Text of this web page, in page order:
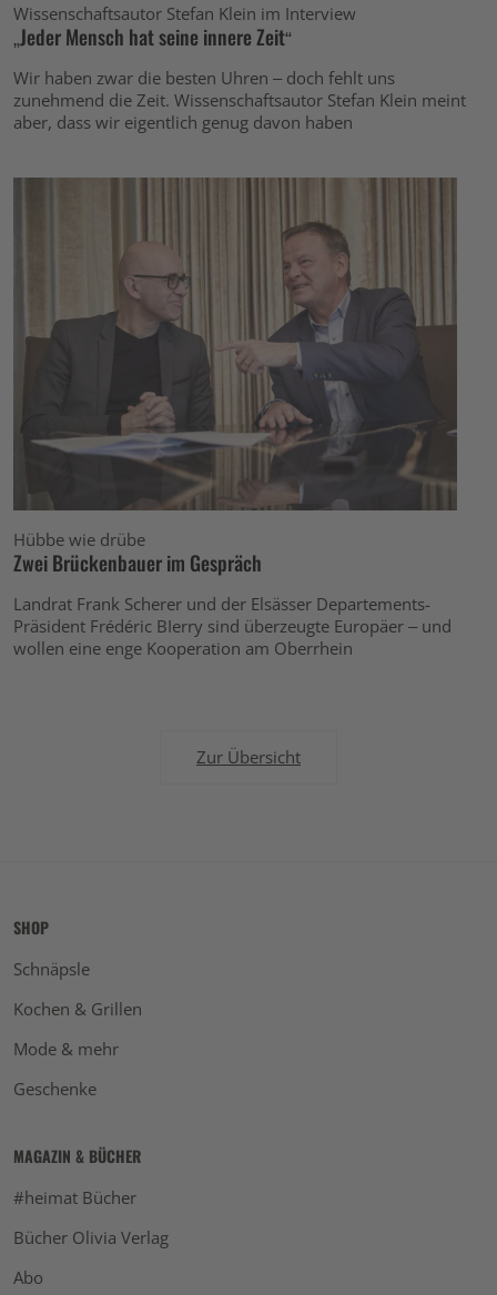
Wissenschaftsautor Stefan Klein im Interview
„Jeder Mensch hat seine innere Zeit“
Wir haben zwar die besten Uhren – doch fehlt uns
zunehmend die Zeit. Wissenschaftsautor Stefan Klein meint
aber, dass wir eigentlich genug davon haben
Hübbe wie drübe
Zwei Brückenbauer im Gespräch
Landrat Frank Scherer und der Elsässer Departements-
Präsident Frédéric BIerry sind überzeugte Europäer – und
wollen eine enge Kooperation am Oberrhein
Zur Übersicht
SHOP
Schnäpsle
Kochen & Grillen
Mode & mehr
Geschenke
MAGAZIN & BÜCHER
#heimat Bücher
Bücher Olivia Verlag
Abo